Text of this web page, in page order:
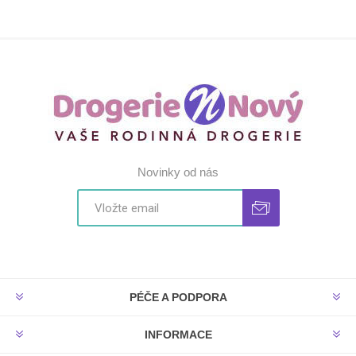
Novinky od nás
PÉČE A PODPORA
INFORMACE